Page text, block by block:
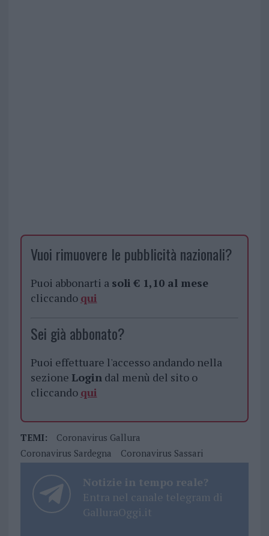
Vuoi rimuovere le pubblicità nazionali?
Puoi abbonarti a soli € 1,10 al mese
cliccando qui
Sei già abbonato?
Puoi effettuare l'accesso andando nella
sezione Logindal menù del sito o
cliccando qui
TEMI:
Coronavirus Gallura
Coronavirus Sardegna
Coronavirus Sassari
Notizie in tempo reale?
Entra nel canale telegram di
GalluraOggi.it